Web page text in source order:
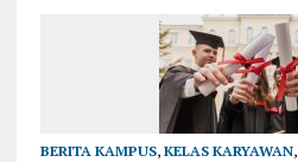
BERITA KAMPUS, KELAS KARYAWAN,